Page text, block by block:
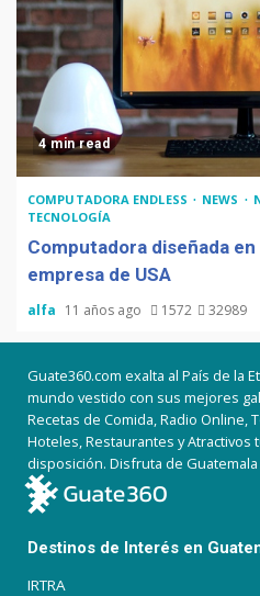
4 min read
COMPUTADORA ENDLESS NEWS
TECNOLOGÍA
Computadora diseñada
empresa de USA
alfa 11 años ago 1572 32989
Guate360.com exalta al País de la
mundo vestido con sus mejores
Recetas de Comida, Radio Online,
Hoteles, Restaurantes y Atractivos
disposición. Disfruta de Guatemala
Destinos de Interés en
IRTRA